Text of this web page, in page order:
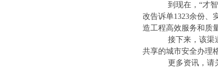
到现在，“才智
改告诉单1323余份、
造工程高效服务和质
接下来，该渠道
共享的城市安全办理
更多资讯，请